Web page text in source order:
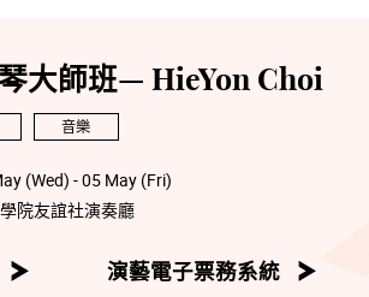
大師班— HieYon Choi
音樂
(Wed) - 05 May (Fri)
院友誼社演奏廳
演藝電子票務系統